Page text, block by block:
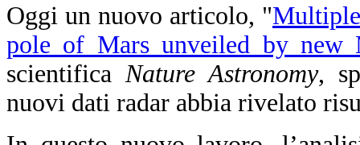
Oggi un nuovo articolo, "
pole of Mars unveiled by new
scientifica Nature Astronomy,
nuovi dati radar abbia rivelato